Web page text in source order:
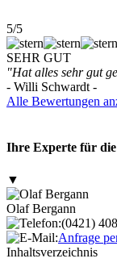
5/5
SEHR GUT
"Hat alles sehr gut
- Willi Schwardt -
Alle Bewertungen
Ihre Experte für
▼
Olaf Bergann
(0421)
Anfrage
Inhaltsverzeichnis